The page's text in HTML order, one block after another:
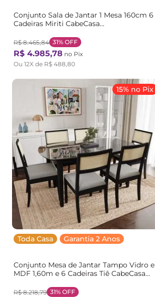
Conjunto Sala de Jantar 1 Mesa 160cm 6
Cadeiras Miriti CabeCasa
Caramelo
R$ 8.465,84 31% OFF
R$ 4.985,78 no Pix
Ou 12X de R$ 488,80
Toda Casa Garantia 2 Anos
15% no Pix
Conjunto Mesa de Jantar Tampo Vidro e
MDF 1,60m e 6 Cadeiras Tiê CabeCasa
R$ 8.218,79 31% OFF